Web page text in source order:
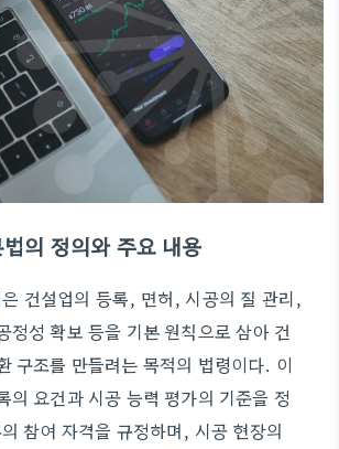
의 정의와 주요 내용
건설업의 등록, 면허, 시공의 질 관리,
정성 확보 등을 기본 원칙으로 삼아 건
구조를 만들려는 목적의 법령이다. 이
의 요건과 시공 능력 평가의 기준을 정
참여 자격을 규정하며, 시공 현장의